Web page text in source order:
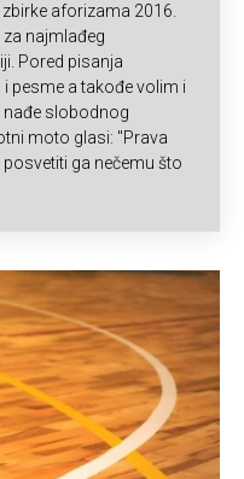
aforizama 2016.
najmlađeg
Pored pisanja
pesme a takođe volim i
nađe slobodnog
moto glasi: "Prava
ga nečemu što